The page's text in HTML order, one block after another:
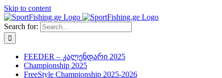
Skip to content
Search for:
FEEDER – კალენდარი 2025
Championship 2025
FreeStyle Championship 2025-2026